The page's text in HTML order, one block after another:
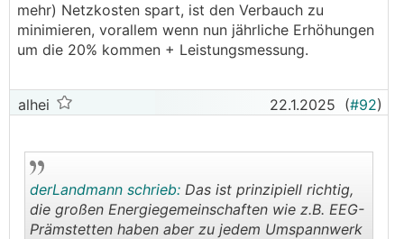
mehr) Netzkosten spart, ist den Verbauch zu
minimieren, vorallem wenn nun jährliche Erhöhungen
um die 20% kommen + Leistungsmessung.
alhei 22.1.2025 (#92)
derLandmann schrieb: Das ist prinzipiell richtig,
die großen Energiegemeinschaften wie z.B. EEG-
Prämstetten haben aber zu jedem Umspannwerk